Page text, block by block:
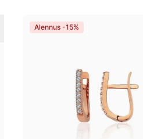
Alennus -15%